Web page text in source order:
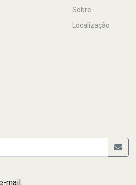
Sobre
Localização
mail.